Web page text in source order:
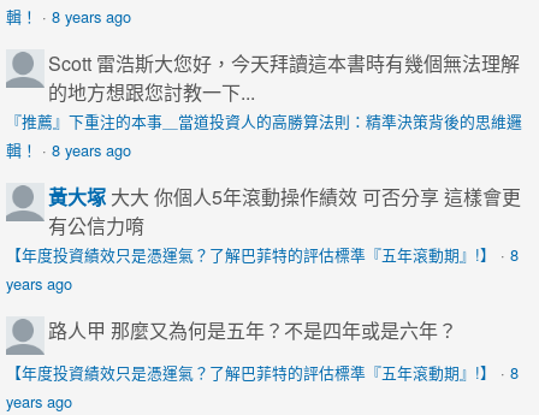
輯！ · 8 years ago
Scott 雷浩斯大您好，今天拜讀這本書時有幾個無法理解
的地方想跟您討教一下...
『推薦』下重注的本事＿當道投資人的高勝算法則：精準決策背後的思維邏
輯！ · 8 years ago
黃大塚 大大 你個人5年滾動操作績效 可否分享 這樣會更
有公信力唷
【年度投資績效只是憑運氣？了解巴菲特的評估標準『五年滾動期』!】 · 8
years ago
路人甲 那麼又為何是五年？不是四年或是六年？
【年度投資績效只是憑運氣？了解巴菲特的評估標準『五年滾動期』!】 · 8
years ago